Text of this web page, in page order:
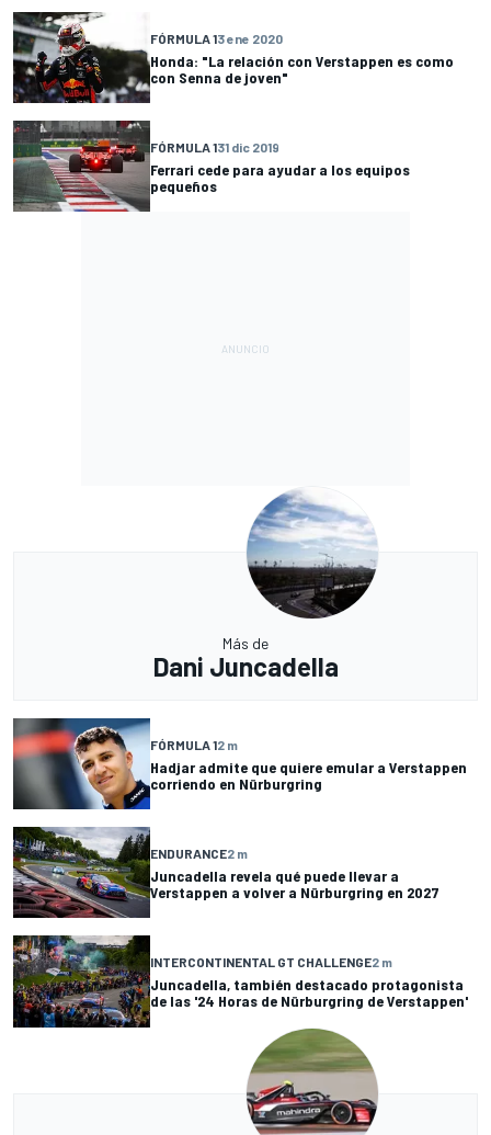
FÓRMULA 13 ene 2020
Honda: "La relación con Verstappen es como
con Senna de joven"
FÓRMULA 131 dic 2019
Ferrari cede para ayudar a los equipos
pequeños
Más de
Dani Juncadella
FÓRMULA 12 m
Hadjar admite que quiere emular a Verstappen
corriendo en Nürburgring
ENDURANCE2 m
Juncadella revela qué puede llevar a
Verstappen a volver a Nürburgring en 2027
INTERCONTINENTAL GT CHALLENGE2 m
Juncadella, también destacado protagonista
de las '24 Horas de Nürburgring de Verstappen'